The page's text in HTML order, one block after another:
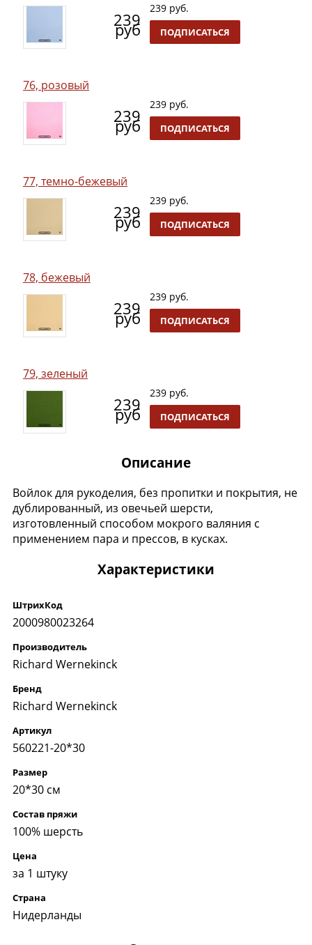
239
руб
239 руб.
ПОДПИСАТЬСЯ
76, розовый
239
руб
239 руб.
ПОДПИСАТЬСЯ
77, темно-бежевый
239
руб
239 руб.
ПОДПИСАТЬСЯ
78, бежевый
239
руб
239 руб.
ПОДПИСАТЬСЯ
79, зеленый
239
руб
239 руб.
ПОДПИСАТЬСЯ
Описание
Войлок для рукоделия, без пропитки и покрытия, не
дублированный, из овечьей шерсти,
изготовленный способом мокрого валяния с
применением пара и прессов, в кусках.
Характеристики
ШтрихКод
2000980023264
Производитель
Richard Wernekinck
Бренд
Richard Wernekinck
Артикул
560221-20*30
Размер
20*30 см
Состав пряжи
100% шерсть
Цена
за 1 штуку
Страна
Нидерланды